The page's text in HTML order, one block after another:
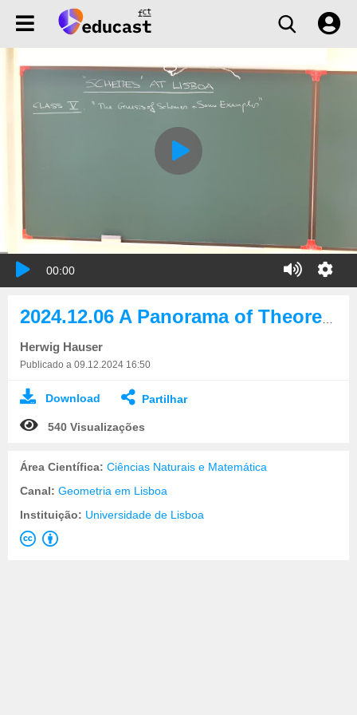
00:00
Herwig Hauser
Publicado a 09.12.2024 16:50
Download Partilhar
540 Visualizações
Área Científica: Ciências Naturais e Matemática
Canal: Geometria em Lisboa
Instituição: Universidade de Lisboa